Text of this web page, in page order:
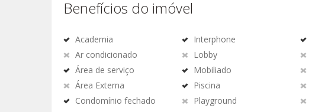
Benefícios do imóvel
Academia
Ar condicionado
Área de serviço
Área Externa
Condomínio fechado
Interphone
Lobby
Mobiliado
Piscina
Playground